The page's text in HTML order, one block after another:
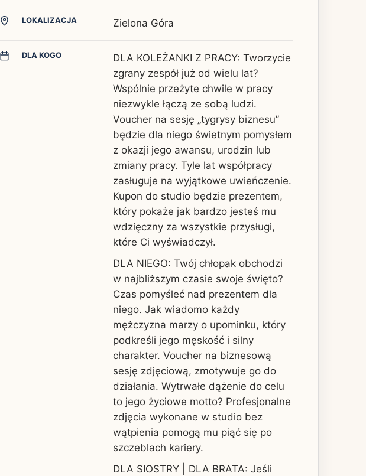
LOKALIZACJA Zielona Góra
DLA KOGO
DLA KOLEŻANKI Z PRACY: Tworzycie
zgrany zespół już od wielu lat?
Wspólnie przeżyte chwile w pracy
niezwykle łączą ze sobą ludzi.
Voucher na sesję „tygrysy biznesu”
będzie dla niego świetnym pomysłem
z okazji jego awansu, urodzin lub
zmiany pracy. Tyle lat współpracy
zasługuje na wyjątkowe uwieńczenie.
Kupon do studio będzie prezentem,
który pokaże jak bardzo jesteś mu
wdzięczny za wszystkie przysługi,
które Ci wyświadczył.
DLA NIEGO: Twój chłopak obchodzi
w najbliższym czasie swoje święto?
Czas pomyśleć nad prezentem dla
niego. Jak wiadomo każdy
mężczyzna marzy o upominku, który
podkreśli jego męskość i silny
charakter. Voucher na biznesową
sesję zdjęciową, zmotywuje go do
działania. Wytrwałe dążenie do celu
to jego życiowe motto? Profesjonalne
zdjęcia wykonane w studio bez
wątpienia pomogą mu piąć się po
szczeblach kariery.
DLA SIOSTRY | DLA BRATA: Jeśli